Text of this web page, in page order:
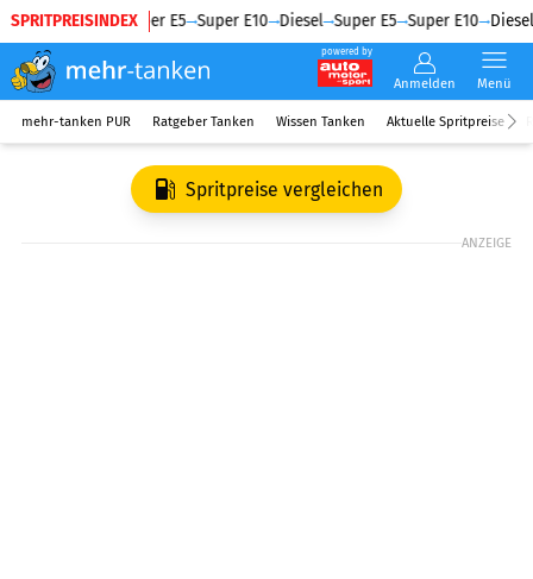
SPRITPREISINDEX
Diesel Super E5 Super E10 Diesel Super E5 Super E10 Diesel
powered by
Anmelden Menü
mehr-tanken PUR Ratgeber Tanken Wissen Tanken Aktuelle Spritpreise
Spritpreise vergleichen
ANZEIGE